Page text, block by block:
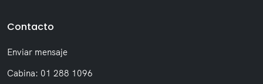
Contacto
Enviar mensaje
Cabina: 01 288 1096